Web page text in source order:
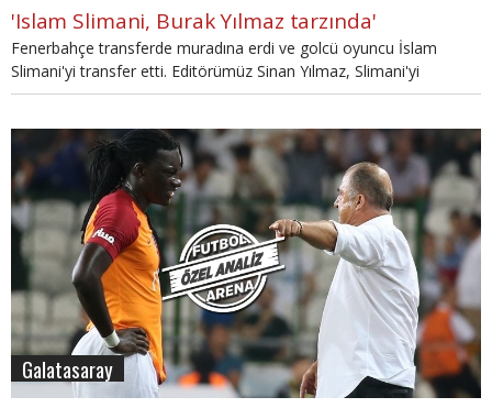
'Islam Slimani, Burak Yılmaz tarzında'
Fenerbahçe transferde muradına erdi ve golcü oyuncu İslam
Slimani'yi transfer etti. Editörümüz Sinan Yılmaz, Slimani'yi
değerlendirdi.
Galatasaray